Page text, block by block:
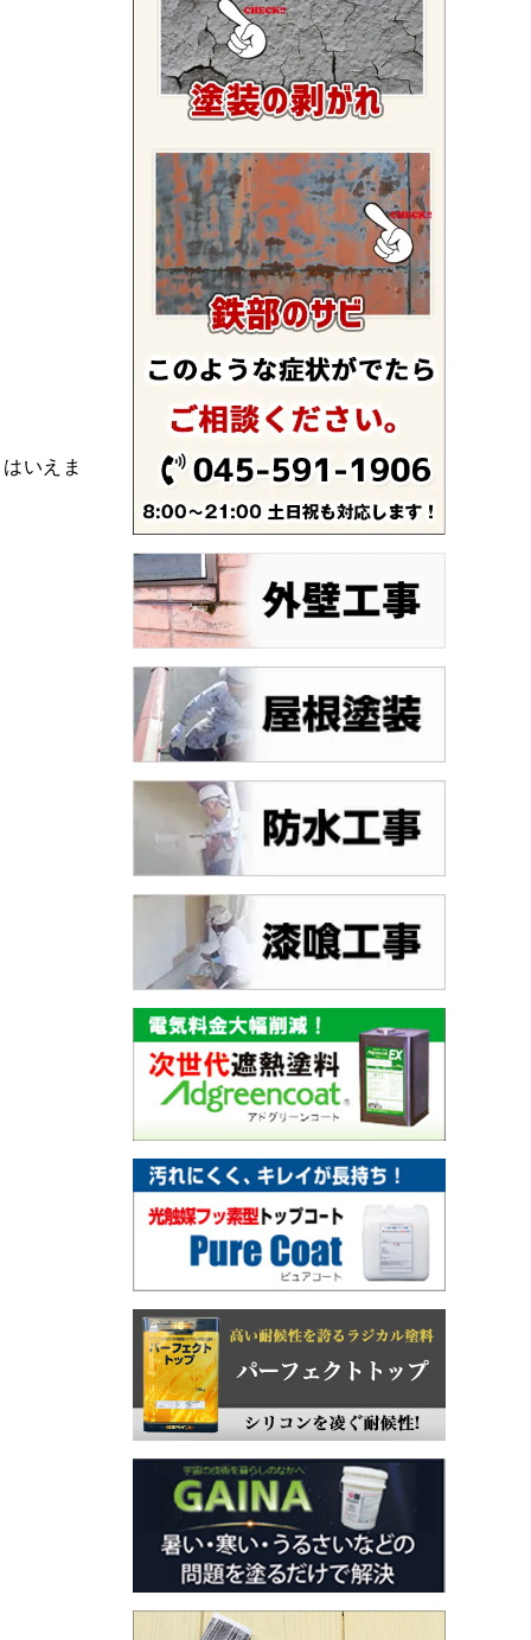
いえま